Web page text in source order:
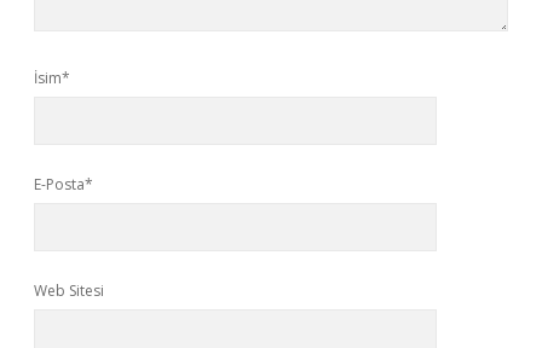
İsim*
E-Posta*
Web Sitesi